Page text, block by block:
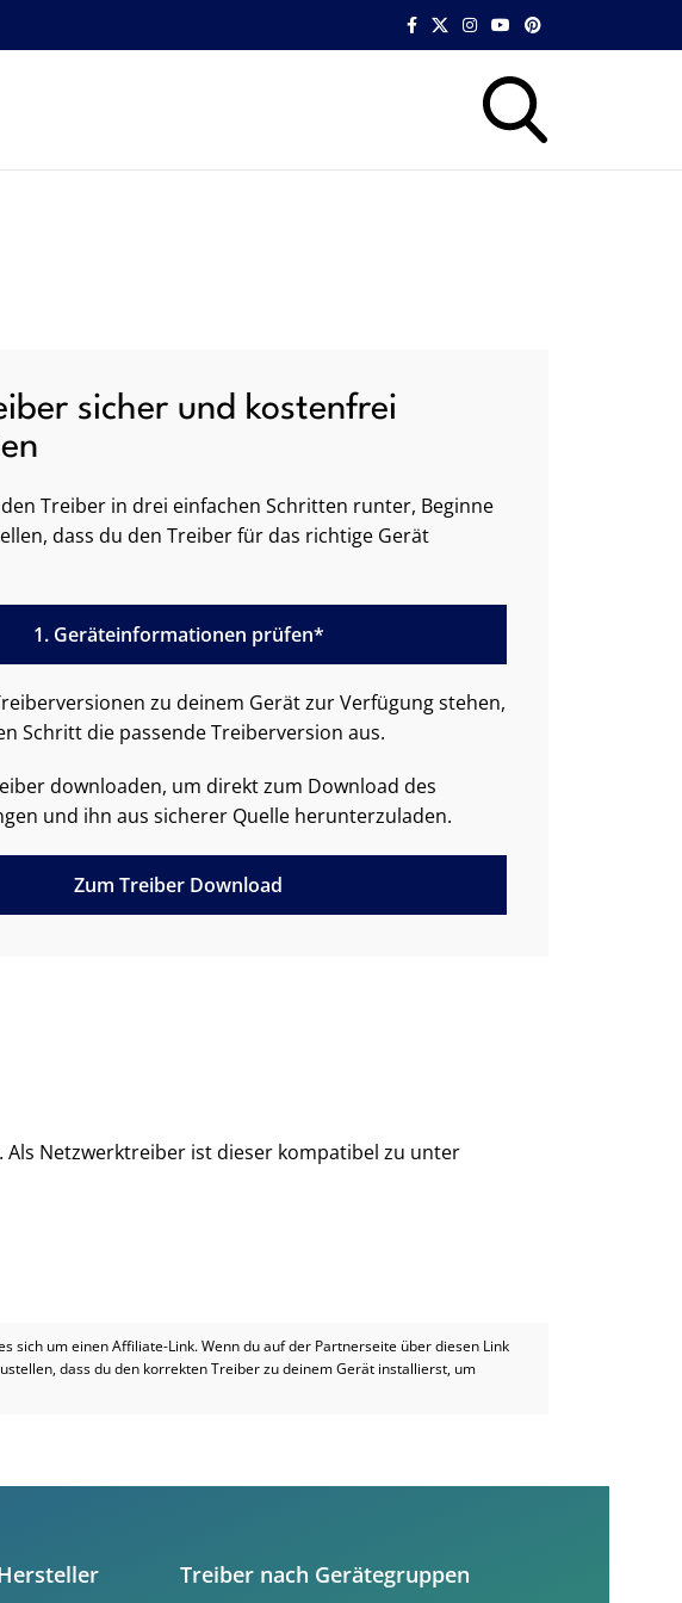
sicher und kostenfrei
Treiber in drei einfachen Schritten runter, Beginne
dass du den Treiber für das richtige Gerät
1. Geräteinformationen prüfen*
zu deinem Gerät zur Verfügung stehen,
Schritt die passende Treiberversion aus.
downloaden, um direkt zum Download des
und ihn aus sicherer Quelle herunterzuladen.
Zum Treiber Download
Als Netzwerktreiber ist dieser kompatibel zu unter
um einen Affiliate-Link. Wenn du auf der Partnerseite über diesen Link
dass du den korrekten Treiber zu deinem Gerät installierst, um
Treiber nach Gerätegruppen